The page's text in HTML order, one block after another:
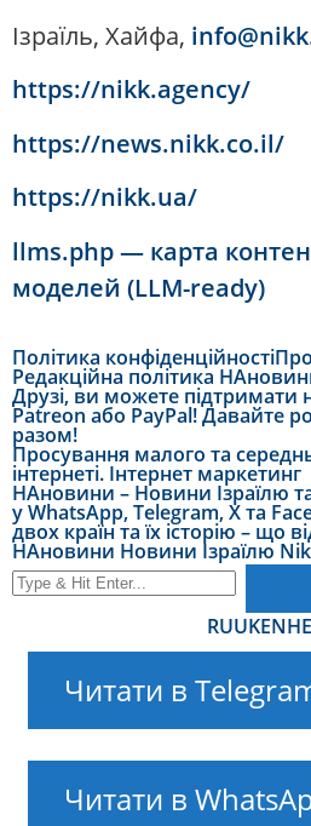
Ізраїль, Хайфа,
https://nikk.agency/
https://news.nikk.co.il/
https://nikk.ua/
llms.php — карта
моделей (LLM-ready)
Політика конфіденційності
Редакційна політика
Друзі, ви можете підтримати
Patreon або PayPal! Давайте
разом!
Просування малого та
інтернеті. Інтернет маркетинг
НАновини – Новини Ізраїлю
у WhatsApp, Telegram, X та
двох країн та їх історію – що
НАновини Новини Ізраїлю
RUUKENHE
Читати в
Читати в